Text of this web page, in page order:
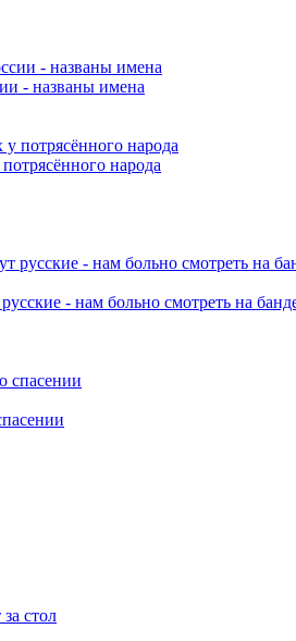
- названы имена
народа
- нам больно смотреть на